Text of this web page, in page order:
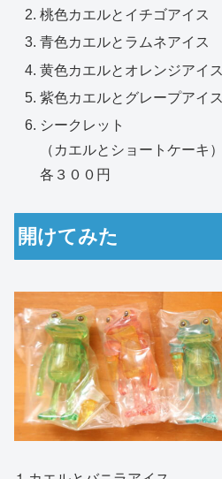
桃色カエルとイチゴアイス
青色カエルとラムネアイス
黄色カエルとオレンジアイス
紫色カエルとグレープアイス
シークレット
（カエルとショートケーキ）
各３００円
開けてみた